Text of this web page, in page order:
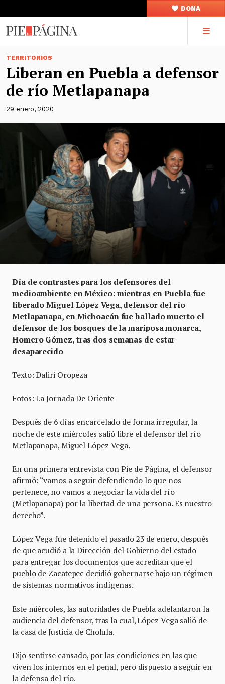
DONA
TERRITORIOS
Liberan en Puebla a defensor
de río Metlapanapa
29 enero, 2020
Día de contrastes para los defensores del
medioambiente en México: mientras en Puebla fue
liberado Miguel López Vega, defensor del río
Metlapanapa, en Michoacán fue hallado muerto el
defensor de los bosques de la mariposa monarca,
Homero Gómez, tras dos semanas de estar
desaparecido
Texto: Daliri Oropeza
Fotos: La Jornada De Oriente
Después de 6 días encarcelado de forma irregular, la
noche de este miércoles salió libre el defensor del río
Metlapanapa, Miguel López Vega.
En una primera entrevista con Pie de Página, el defensor
afirmó: “vamos a seguir defendiendo lo que nos
pertenece, no vamos a negociar la vida del río
(Metlapanapa) por la libertad de una persona. Es nuestro
derecho”.
López Vega fue detenido el pasado 23 de enero, después
de que acudió a la Dirección del Gobierno del estado
para entregar los documentos que acreditan que el
pueblo de Zacatepec decidió gobernarse bajo un régimen
de sistemas normativos indígenas.
Este miércoles, las autoridades de Puebla adelantaron la
audiencia del defensor, tras la cual, López Vega salió de
la casa de Justicia de Cholula.
Dijo sentirse cansado, por las condiciones en las que
viven los internos en el penal, pero dispuesto a seguir en
la defensa del río.